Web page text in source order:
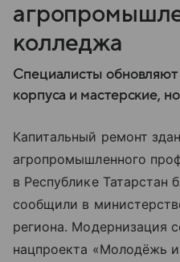
колледжа
Специалисты
корпуса и мастерские,
Капитальный ремонт
агропромышленного
в Республике Татарстан
сообщили в
региона. Модернизация
нацпроекта «Молодёжь